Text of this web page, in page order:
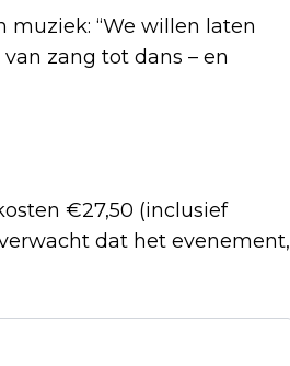
muziek: “We willen laten
zang tot dans – en
€27,50 (inclusief
dat het evenement,